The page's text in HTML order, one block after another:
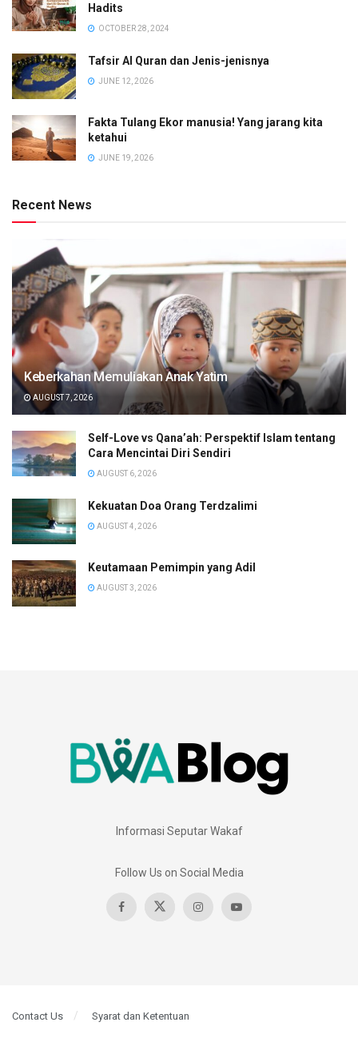
Hadits
OCTOBER 28, 2024
Tafsir Al Quran dan Jenis-jenisnya
JUNE 12, 2026
Fakta Tulang Ekor manusia! Yang jarang kita
ketahui
JUNE 19, 2026
Recent News
Keberkahan Memuliakan Anak Yatim
AUGUST 7, 2026
Self-Love vs Qana’ah: Perspektif Islam tentang
Cara Mencintai Diri Sendiri
AUGUST 6, 2026
Kekuatan Doa Orang Terdzalimi
AUGUST 4, 2026
Keutamaan Pemimpin yang Adil
AUGUST 3, 2026
Informasi Seputar Wakaf
Follow Us on Social Media
Contact Us Syarat dan Ketentuan